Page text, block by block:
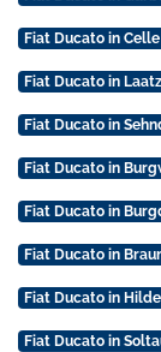
Fiat Ducato in
Fiat Ducato in
Fiat Ducato in
Fiat Ducato in
Fiat Ducato in
Fiat Ducato in
Fiat Ducato in
Fiat Ducato in